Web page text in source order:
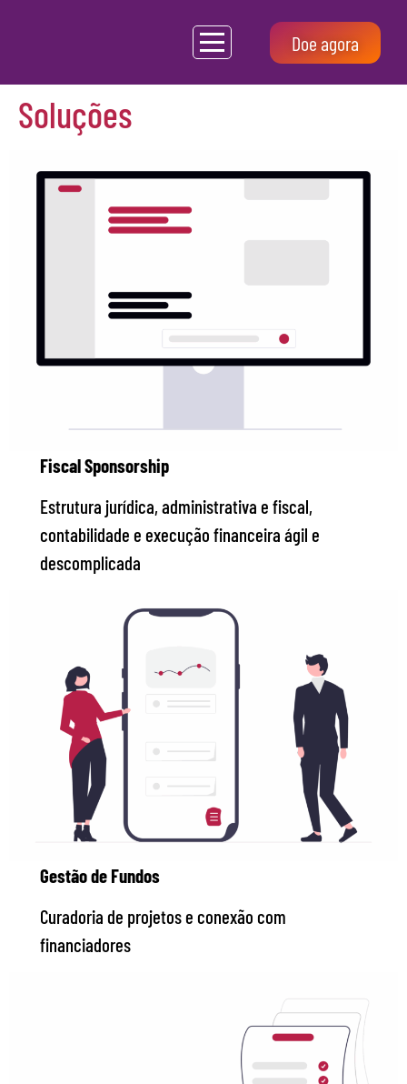
Doe agora
Soluções
Fiscal Sponsorship
Estrutura jurídica, administrativa e fiscal,
contabilidade e execução financeira ágil e
descomplicada
Gestão de Fundos
Curadoria de projetos e conexão com
financiadores